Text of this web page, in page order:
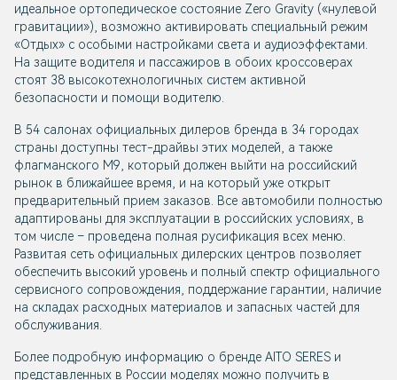
идеальное ортопедическое состояние Zero Gravity («нулевой
гравитации»), возможно активировать специальный режим
«Отдых» с особыми настройками света и аудиоэффектами.
На защите водителя и пассажиров в обоих кроссоверах
стоят 38 высокотехнологичных систем активной
безопасности и помощи водителю.
В 54 салонах официальных дилеров бренда в 34 городах
страны доступны тест-драйвы этих моделей, а также
флагманского М9, который должен выйти на российский
рынок в ближайшее время, и на который уже открыт
предварительный прием заказов. Все автомобили полностью
адаптированы для эксплуатации в российских условиях, в
том числе – проведена полная русификация всех меню.
Развитая сеть официальных дилерских центров позволяет
обеспечить высокий уровень и полный спектр официального
сервисного сопровождения, поддержание гарантии, наличие
на складах расходных материалов и запасных частей для
обслуживания.
Более подробную информацию о бренде AITO SERES и
представленных в России моделях можно получить в